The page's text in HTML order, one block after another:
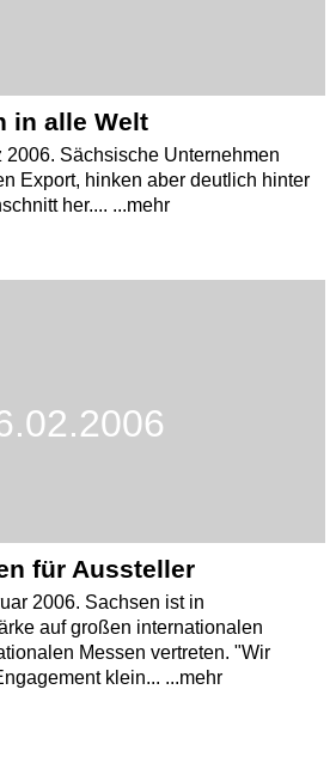
in alle Welt
2006. Sächsische Unternehmen
Export, hinken aber deutlich hinter
her.... ...mehr
für Aussteller
2006. Sachsen ist in
auf großen internationalen
Messen vertreten. "Wir
klein... ...mehr